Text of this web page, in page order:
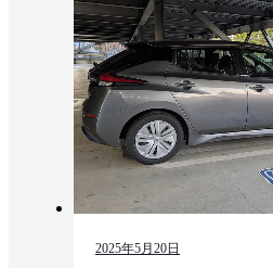
2025年5月20日